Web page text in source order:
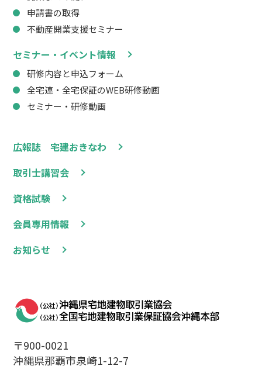
広報誌 宅建おきなわ
取引士講習会
資格試験
会員専用情報
お知らせ
申請書の取得
不動産開業支援セミナー
セミナー・イベント情報
研修内容と申込フォーム
全宅連・全宅保証のWEB研修動画
セミナー・研修動画
〒900-0021
沖縄県那覇市泉崎1-12-7